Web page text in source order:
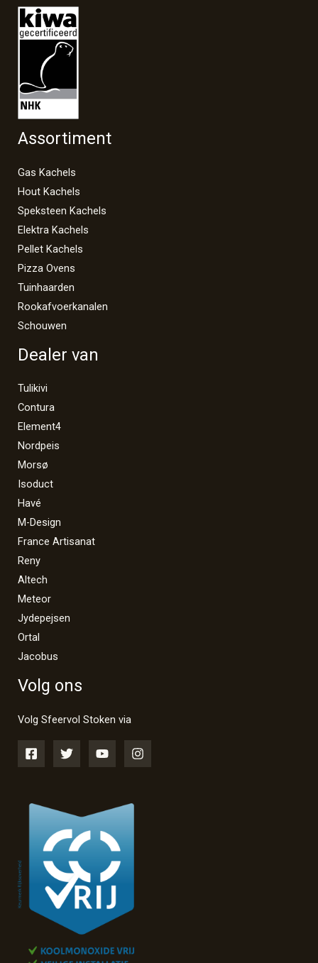
Assortiment
Gas Kachels
Hout Kachels
Speksteen Kachels
Elektra Kachels
Pellet Kachels
Pizza Ovens
Tuinhaarden
Rookafvoerkanalen
Schouwen
Dealer van
Tulikivi
Contura
Element4
Nordpeis
Morsø
Isoduct
Havé
M-Design
France Artisanat
Reny
Altech
Meteor
Jydepejsen
Ortal
Jacobus
Volg ons
Volg Sfeervol Stoken via